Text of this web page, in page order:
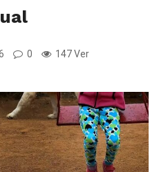
0 147 Ver